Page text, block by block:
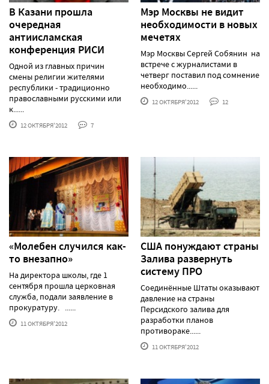
В Казани прошла
очередная
антиисламская
конференция РИСИ
Одной из главных причин
смены религии жителями
республики - традиционно
православными русскими или
к......
12 ОКТЯБРЯ'2012 7
Мэр Москвы не видит
необходимости в новых
мечетях
Мэр Москвы Сергей Собянин на
встрече с журналистами в
четверг поставил под сомнение
необходимо......
12 ОКТЯБРЯ'2012 12
«Молебен случился как-
то внезапно»
На директора школы, где 1
сентября прошла церковная
служба, подали заявление в
прокуратуру. ......
11 ОКТЯБРЯ'2012
США понуждают страны
Залива развернуть
систему ПРО
Соединённые Штаты оказывают
давление на страны
Персидского залива для
разработки планов
противораке......
11 ОКТЯБРЯ'2012